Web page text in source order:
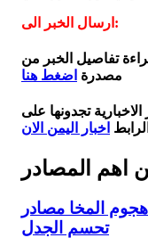
ارسال الخبر الى:
تفاصيل الخبر من
مصدرة اضغط هنا
تجدونها على
الرابط اخبار اليمن الان
اهم المصادر
المخا مصادر
تحسم الجدل